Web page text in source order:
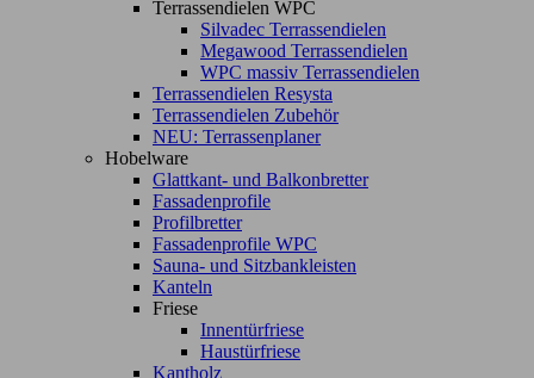
Terrassendielen WPC
Silvadec Terrassendielen
Megawood Terrassendielen
WPC massiv Terrassendielen
Terrassendielen Resysta
Terrassendielen Zubehör
NEU: Terrassenplaner
Hobelware
Glattkant- und Balkonbretter
Fassadenprofile
Profilbretter
Fassadenprofile WPC
Sauna- und Sitzbankleisten
Kanteln
Friese
Innentürfriese
Haustürfriese
Kantholz